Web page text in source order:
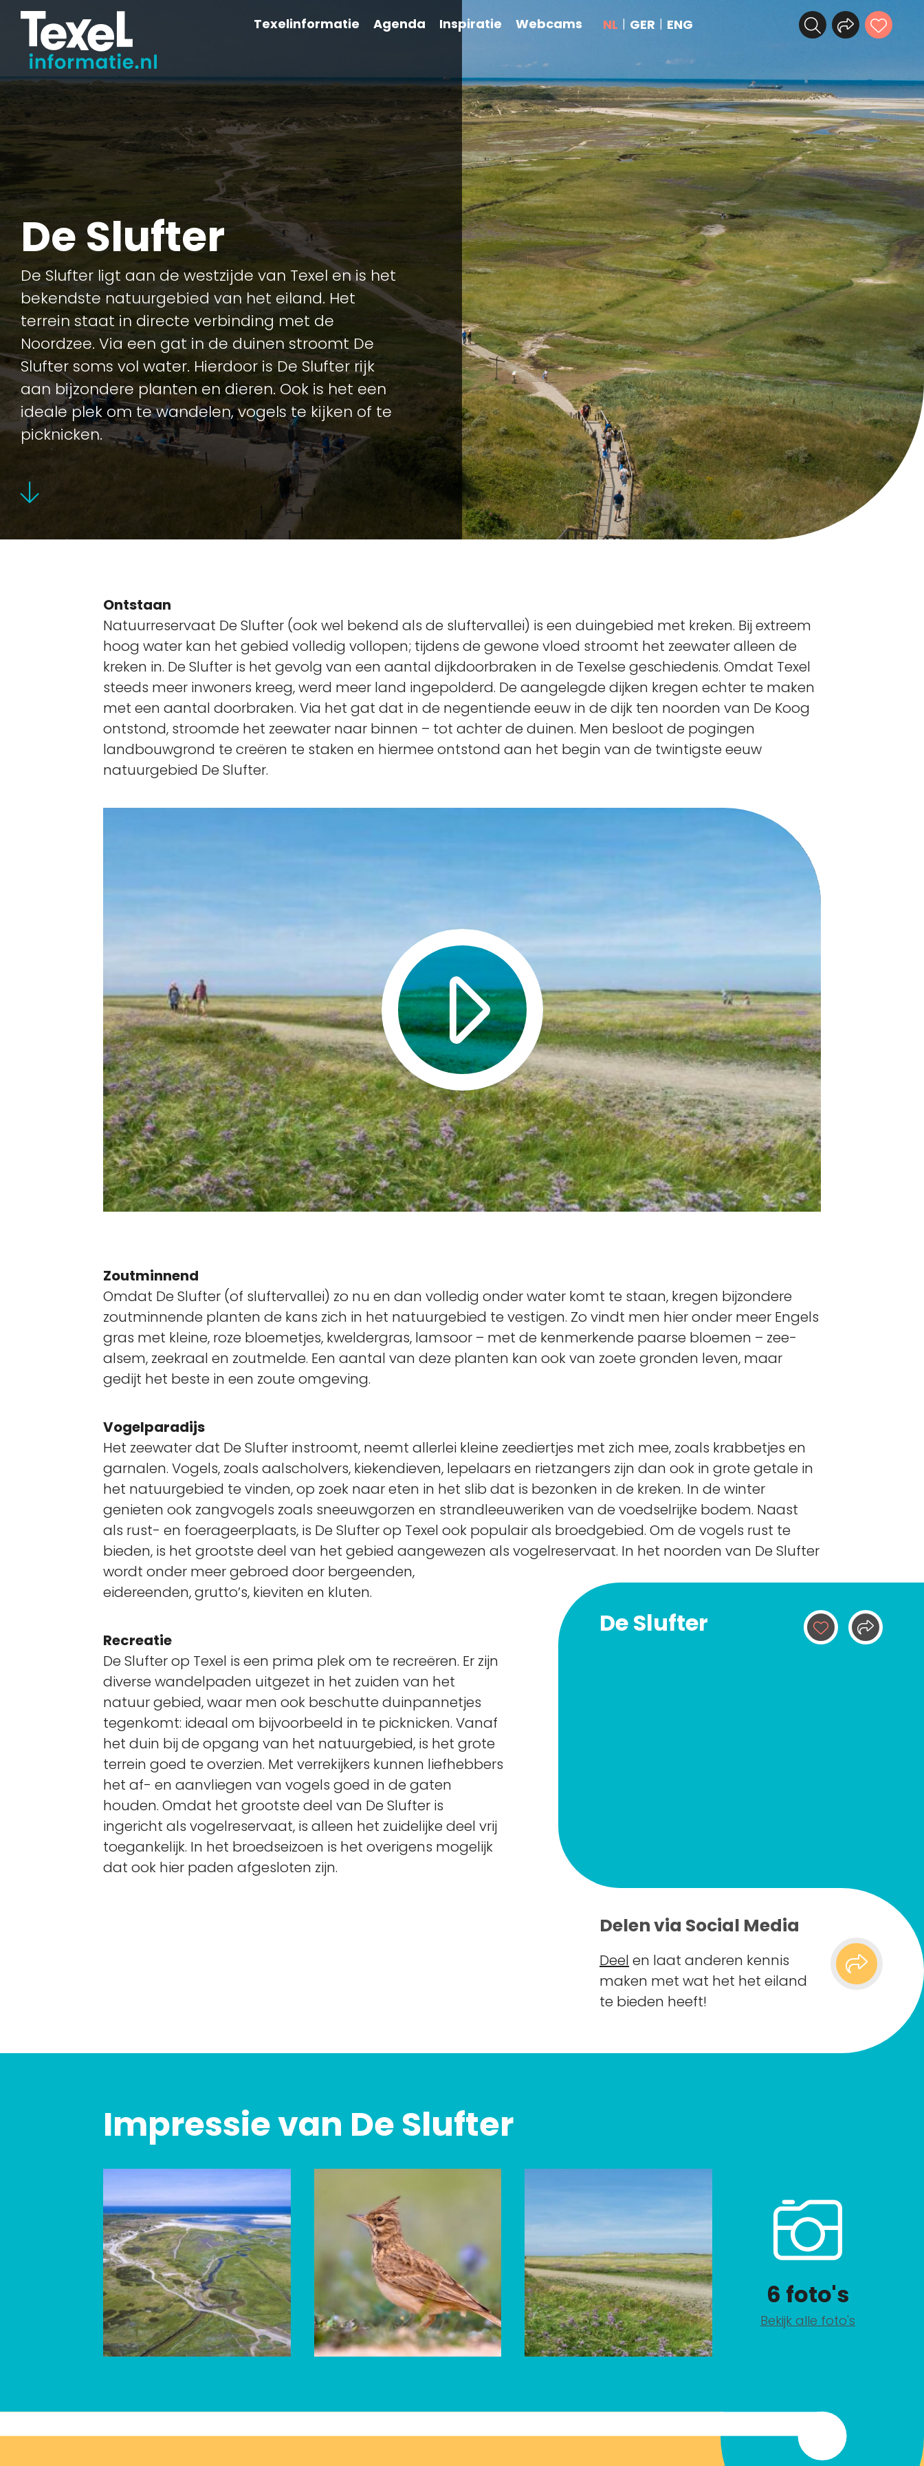
Texelinformatie Agenda Inspiratie Webcams NL GER ENG
De Slufter
De Slufter ligt aan de westzijde van Texel en is het
bekendste natuurgebied van het eiland. Het
terrein staat in directe verbinding met de
Noordzee. Via een gat in de duinen stroomt De
Slufter soms vol water. Hierdoor is De Slufter rijk
aan bijzondere planten en dieren. Ook is het een
ideale plek om te wandelen, vogels te kijken of te
picknicken.
De Slufter
Delen via Social Media
Deel en laat anderen kennis
maken met wat het het eiland
te bieden heeft!
Ontstaan
Natuurreservaat De Slufter (ook wel bekend als de sluftervallei) is een duingebied met kreken. Bij extreem
hoog water kan het gebied volledig vollopen; tijdens de gewone vloed stroomt het zeewater alleen de
kreken in. De Slufter is het gevolg van een aantal dijkdoorbraken in de Texelse geschiedenis. Omdat Texel
steeds meer inwoners kreeg, werd meer land ingepolderd. De aangelegde dijken kregen echter te maken
met een aantal doorbraken. Via het gat dat in de negentiende eeuw in de dijk ten noorden van De Koog
ontstond, stroomde het zeewater naar binnen – tot achter de duinen. Men besloot de pogingen
landbouwgrond te creëren te staken en hiermee ontstond aan het begin van de twintigste eeuw
natuurgebied De Slufter.
Zoutminnend
Omdat De Slufter (of sluftervallei) zo nu en dan volledig onder water komt te staan, kregen bijzondere
zoutminnende planten de kans zich in het natuurgebied te vestigen. Zo vindt men hier onder meer Engels
gras met kleine, roze bloemetjes, kweldergras, lamsoor – met de kenmerkende paarse bloemen – zee-
alsem, zeekraal en zoutmelde. Een aantal van deze planten kan ook van zoete gronden leven, maar
gedijt het beste in een zoute omgeving.
Vogelparadijs
Het zeewater dat De Slufter instroomt, neemt allerlei kleine zeediertjes met zich mee, zoals krabbetjes en
garnalen. Vogels, zoals aalscholvers, kiekendieven, lepelaars en rietzangers zijn dan ook in grote getale in
het natuurgebied te vinden, op zoek naar eten in het slib dat is bezonken in de kreken. In de winter
genieten ook zangvogels zoals sneeuwgorzen en strandleeuweriken van de voedselrijke bodem. Naast
als rust- en foerageerplaats, is De Slufter op Texel ook populair als broedgebied. Om de vogels rust te
bieden, is het grootste deel van het gebied aangewezen als vogelreservaat. In het noorden van De Slufter
wordt onder meer gebroed door bergeenden,
eidereenden, grutto’s, kieviten en kluten.
Recreatie
De Slufter op Texel is een prima plek om te recreëren. Er zijn
diverse wandelpaden uitgezet in het zuiden van het
natuur gebied, waar men ook beschutte duinpannetjes
tegenkomt: ideaal om bijvoorbeeld in te picknicken. Vanaf
het duin bij de opgang van het natuurgebied, is het grote
terrein goed te overzien. Met verrekijkers kunnen liefhebbers
het af- en aanvliegen van vogels goed in de gaten
houden. Omdat het grootste deel van De Slufter is
ingericht als vogelreservaat, is alleen het zuidelijke deel vrij
toegankelijk. In het broedseizoen is het overigens mogelijk
dat ook hier paden afgesloten zijn.
Impressie van De Slufter
6 foto's
Bekijk alle foto's